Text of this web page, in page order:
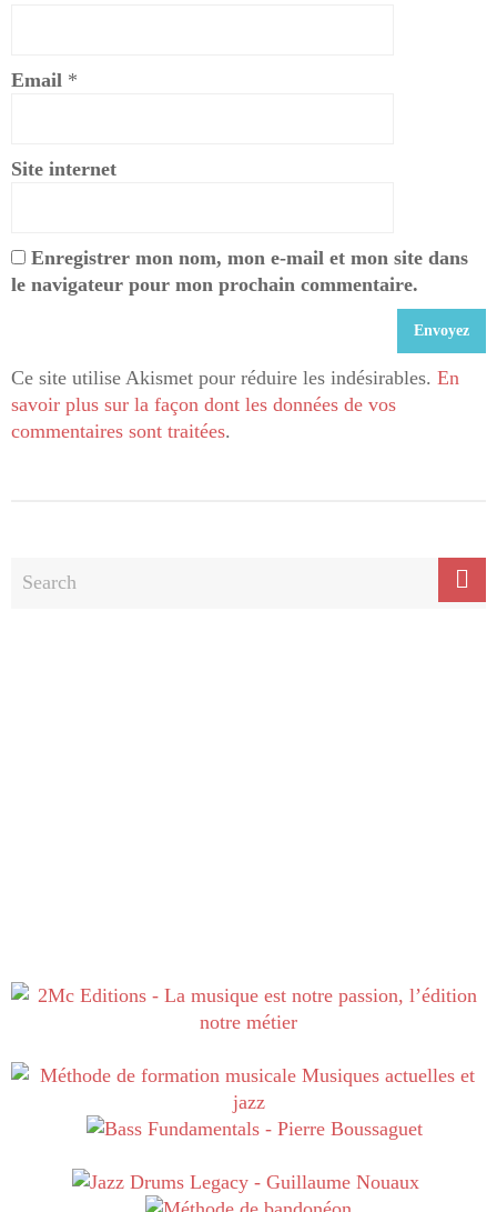
Email *
Site internet
Enregistrer mon nom, mon e-mail et mon site dans
le navigateur pour mon prochain commentaire.
Ce site utilise Akismet pour réduire les indésirables. En
savoir plus sur la façon dont les données de vos
commentaires sont traitées.